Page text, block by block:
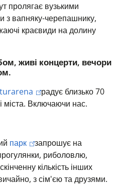
пролягає вузькими
з вапняку-черепашнику,
краєвиди на долину
живі концерти, вечори
радує близько 70
міста. Включаючи нас.
парк
запрошує на
риболовлю,
кількість інших
з сім'єю та друзями.